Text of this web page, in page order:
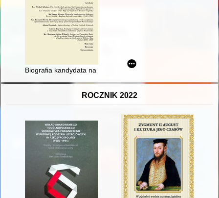
Biografia kandydata na biskupa : Jerzy Stroba - kapłan
ROCZNIK 2022